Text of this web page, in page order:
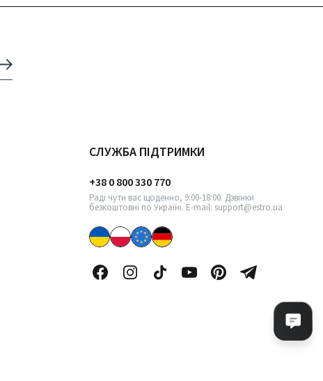
СЛУЖБА ПІДТРИМКИ
+38 0 800 330 770
Раді чути вас щоденно, 9:00-18:00. Дзвінки
безкоштовні по Україні. E-mail: support@estro.ua